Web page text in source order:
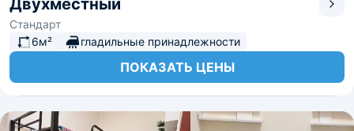
Двухместный
Стандарт
6м²
гладильные принадлежности
ПОКАЗАТЬ ЦЕНЫ